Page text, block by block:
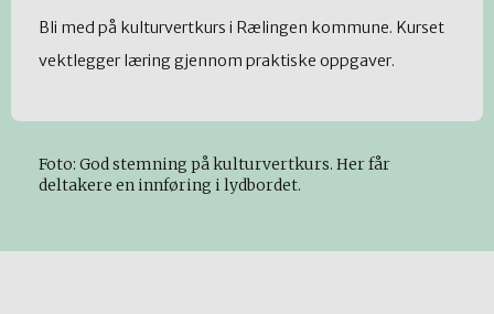
Bli med på kulturvertkurs i Rælingen kommune. Kurset
vektlegger læring gjennom praktiske oppgaver.
Foto: God stemning på kulturvertkurs. Her får
deltakere en innføring i lydbordet.